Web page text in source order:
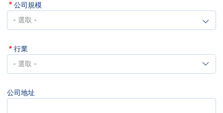
公司規模
行業
公司地址